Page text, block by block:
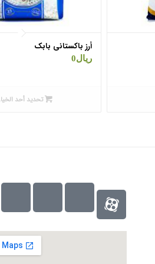
أرز باکستانی بابک
ریال0
تحديد أحد